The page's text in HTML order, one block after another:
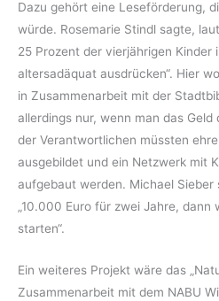
Dazu gehört eine Leseförderung,
würde. Rosemarie Stindl sagte,
25 Prozent der vierjährigen Kinder
altersadäquat ausdrücken“. Hier
in Zusammenarbeit mit der
allerdings nur, wenn man das
der Verantwortlichen müssten
ausgebildet und ein Netzwerk mit
aufgebaut werden. Michael Sieber
„10.000 Euro für zwei Jahre, dann
starten“.
Ein weiteres Projekt wäre das
Zusammenarbeit mit dem NABU